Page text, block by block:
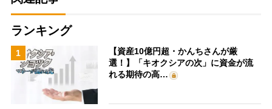
ランキング
1
【資産10億円超・かんちさんが厳
選！】「キオクシアの次」に資金が流
れる期待の高…